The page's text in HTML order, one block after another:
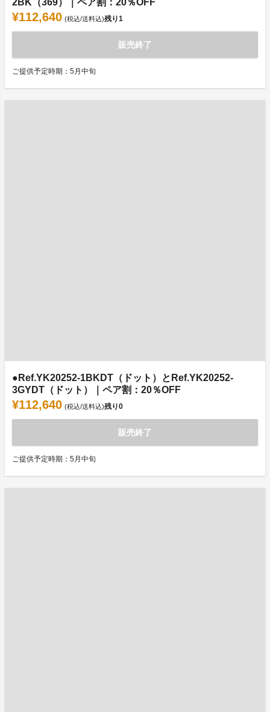
2BK（369）｜ペア割：20％OFF
¥112,640 (税込/送料込)残り1
販売終了
ご提供予定時期：5月中旬
●Ref.YK20252-1BKDT（ドット）とRef.YK20252-
3GYDT（ドット）｜ペア割：20％OFF
¥112,640 (税込/送料込)残り0
販売終了
ご提供予定時期：5月中旬